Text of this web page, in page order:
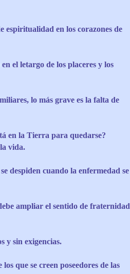
espiritualidad en los corazones de
el letargo de los placeres y los
lo más grave es la falta de
en la Tierra para quedarse?
vida.
despiden cuando la enfermedad se
ampliar el sentido de fraternidad
y sin exigencias.
que se creen poseedores de las